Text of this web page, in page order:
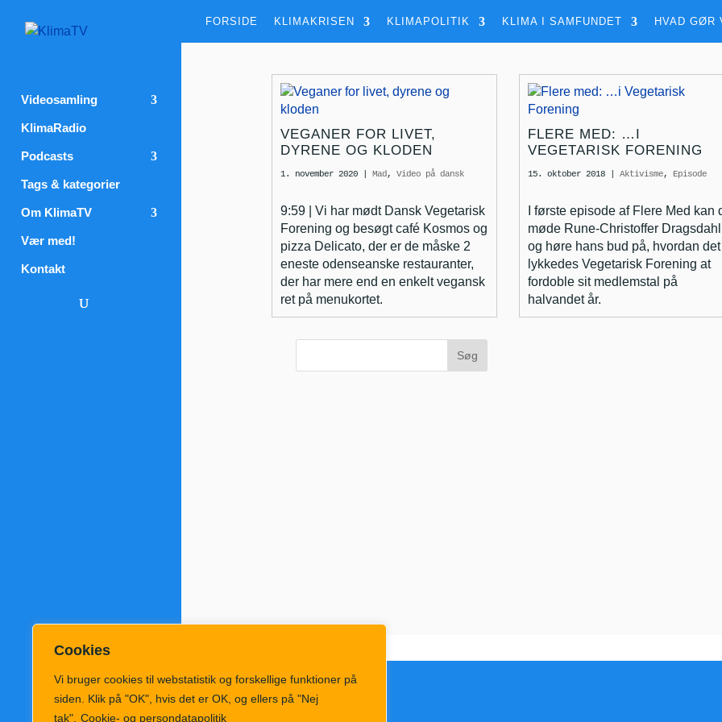
Cookies
Vi bruger cookies til webstatistik og forskellige funktioner på
siden. Klik på "OK", hvis det er OK, og ellers på "Nej
tak". Cookie- og persondatapolitik
FORSIDE KLIMAKRISEN KLIMAPOLITIK KLIMA I SAMFUNDET HVAD GØR
Videosamling
KlimaRadio
Podcasts
Tags & kategorier
Om KlimaTV
Vær med!
Kontakt
VEGANER FOR LIVET,
DYRENE OG KLODEN
1. november 2020| Mad , Video på dansk
9:59 | Vi har mødt Dansk Vegetarisk
Forening og besøgt café Kosmos og
pizza Delicato, der er de måske 2
eneste odenseanske restauranter,
der har mere end en enkelt vegansk
ret på menukortet.
FLERE MED: …I
VEGETARISK FORENING
15. oktober 2018| Aktivisme, Episode
I første episode af Flere Med kan
møde Rune-Christoffer
og høre hans bud på, hvordan
lykkedes Vegetarisk Forening at
fordoble sit medlemstal på
halvandet år.